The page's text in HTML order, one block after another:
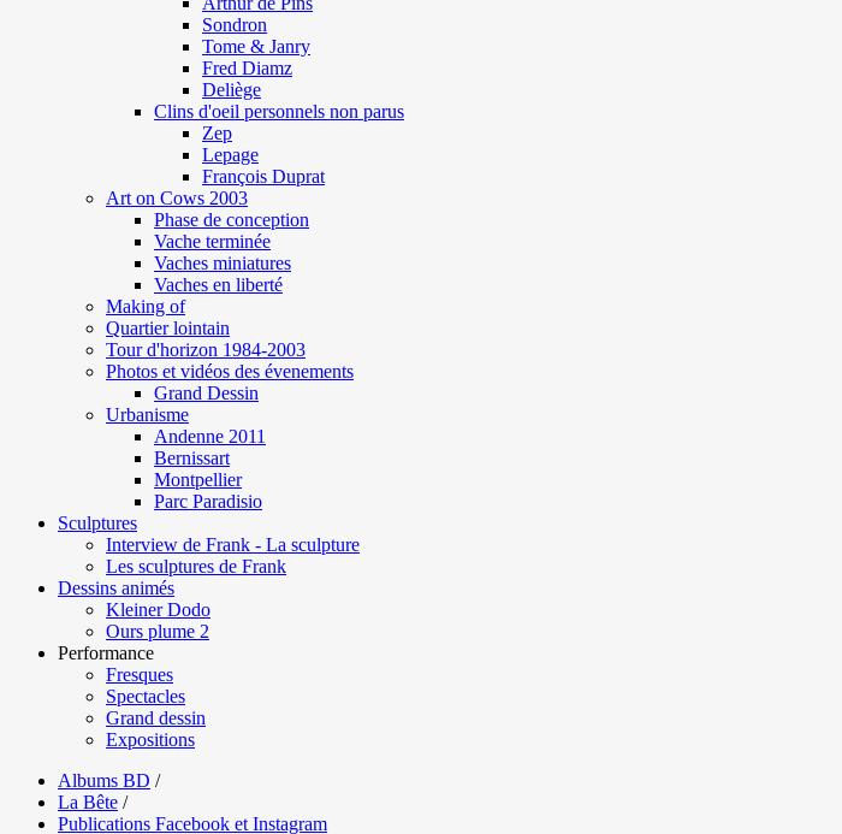
Sondron
Tome & Janry
Fred Diamz
Deliège
Clins d'oeil personnels non parus
Zep
Lepage
François Duprat
Art on Cows 2003
Phase de conception
Vache terminée
Vaches miniatures
Vaches en liberté
Making of
Quartier lointain
Tour d'horizon 1984-2003
Photos et vidéos des évenements
Grand Dessin
Urbanisme
Andenne 2011
Bernissart
Montpellier
Parc Paradisio
Sculptures
Interview de Frank - La sculpture
Les sculptures de Frank
Dessins animés
Kleiner Dodo
Ours plume 2
Performance
Fresques
Spectacles
Grand dessin
Expositions
Albums BD /
La Bête /
Publications Facebook et Instagram